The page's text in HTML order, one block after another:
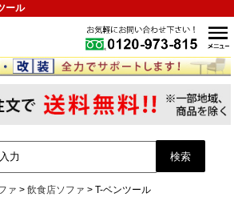
ール
ァ 飲食店ソファ T-ベンツール